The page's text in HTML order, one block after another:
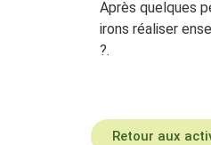
Après quelques
irons réaliser
?.
Retour aux